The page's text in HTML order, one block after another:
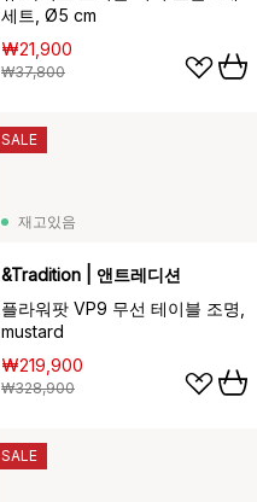
세트, Ø5 cm
₩21,900
₩37,800
재고있음
&Tradition | 앤트레디션
플라워팟 VP9 무선 테이블 조명,
mustard
₩219,900
₩328,900
SALE
SALE